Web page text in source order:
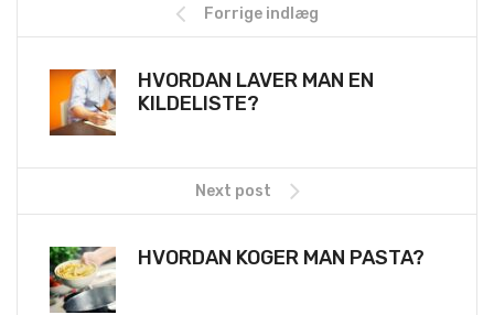
Forrige indlæg
HVORDAN LAVER MAN EN
KILDELISTE?
Next post
HVORDAN KOGER MAN PASTA?